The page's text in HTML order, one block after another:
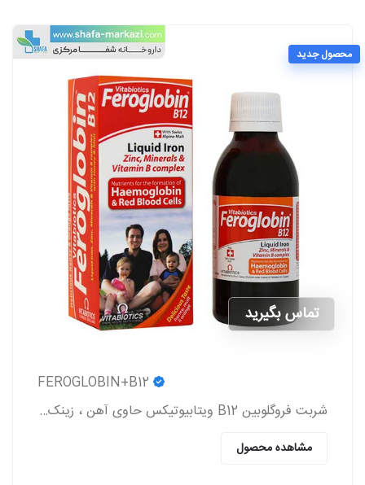
محصول جدید
تماس بگیرید
شربت فروگلوبین B12 ویتابیوتیکس حاوی آهن ، زینک ، ویتامین گروه b و ویتامین c که به پیشگیری و درمان کم خونی در بزرگسالان و کودکان کمک می کند.
مشاهده محصول